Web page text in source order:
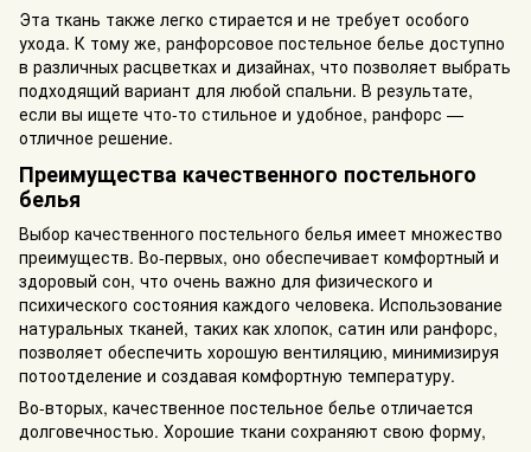
Эта ткань также легко стирается и не требует особого
ухода. К тому же, ранфорсовое постельное белье доступно
в различных расцветках и дизайнах, что позволяет выбрать
подходящий вариант для любой спальни. В результате,
если вы ищете что-то стильное и удобное, ранфорс —
отличное решение.
Преимущества качественного постельного
белья
Выбор качественного постельного белья имеет множество
преимуществ. Во-первых, оно обеспечивает комфортный и
здоровый сон, что очень важно для физического и
психического состояния каждого человека. Использование
натуральных тканей, таких как хлопок, сатин или ранфорс,
позволяет обеспечить хорошую вентиляцию, минимизируя
потоотделение и создавая комфортную температуру.
Во-вторых, качественное постельное белье отличается
долговечностью. Хорошие ткани сохраняют свою форму,